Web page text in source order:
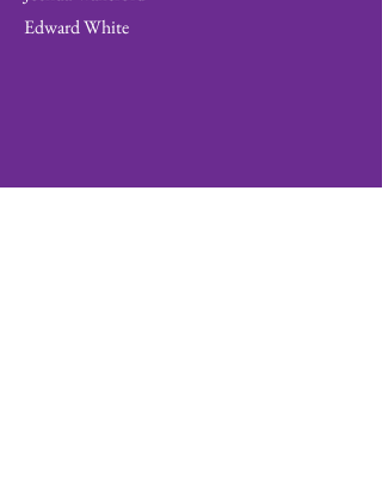
Edward White